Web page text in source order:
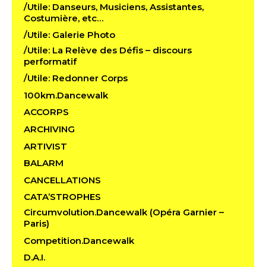
/Utile: Danseurs, Musiciens, Assistantes,
Costumière, etc…
/Utile: Galerie Photo
/Utile: La Relève des Défis – discours
performatif
/Utile: Redonner Corps
100km.Dancewalk
ACCORPS
ARCHIVING
ARTIVIST
BALARM
CANCELLATIONS
CATA’STROPHES
Circumvolution.Dancewalk (Opéra Garnier –
Paris)
Competition.Dancewalk
D.A.I.